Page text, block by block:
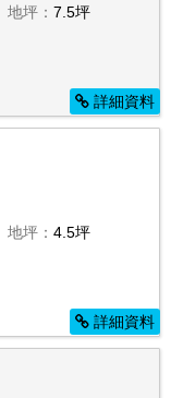
地坪：7.5坪
詳細資料
地坪：4.5坪
詳細資料